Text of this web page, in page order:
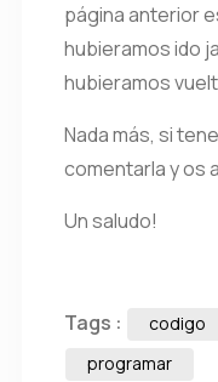
página anterior
hubieramos ido
hubieramos
Nada más, si
comentarla y os
Un saludo!
Tags : codigo
programar